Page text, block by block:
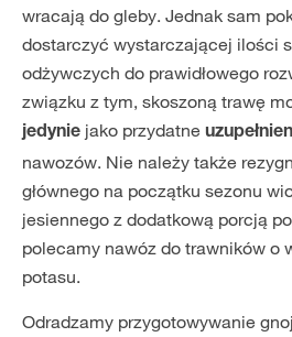
wracają do gleby. Jednak sam
dostarczyć wystarczającej ilości
odżywczych do prawidłowego
związku z tym, skoszoną trawę
jedynie jako przydatne
nawozów. Nie należy także
głównego na początku sezonu
jesiennego z dodatkową porcją
polecamy nawóz do trawników o
potasu.
Odradzamy przygotowywanie